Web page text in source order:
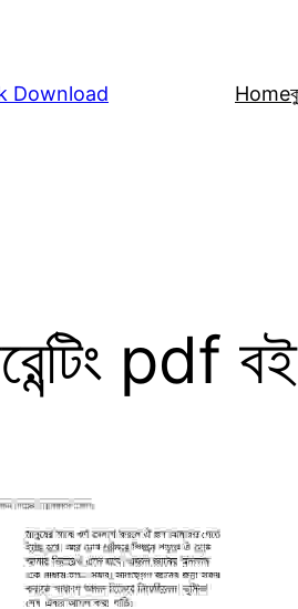
Download Home
pdf বই